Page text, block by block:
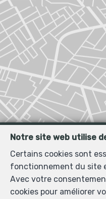
Notre site web utilise
Certains cookies sont
fonctionnement du site
Avec votre
cookies pour améliorer